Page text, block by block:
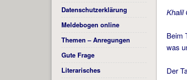
Khalil
Beim
was
Der
Datenschutzerklärung
Meldebogen online
Themen – Anregungen
Gute Frage
Literarisches